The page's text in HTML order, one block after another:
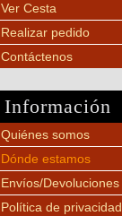
Ver Cesta
Realizar pedido
Contáctenos
Información
Quiénes somos
Dónde estamos
Envíos/Devoluciones
Política de privacidad